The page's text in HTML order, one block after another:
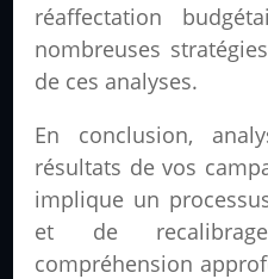
réaffectation
nombreuses
de ces analyses.
En conclusion,
résultats de vos
implique un
et de
compréhension